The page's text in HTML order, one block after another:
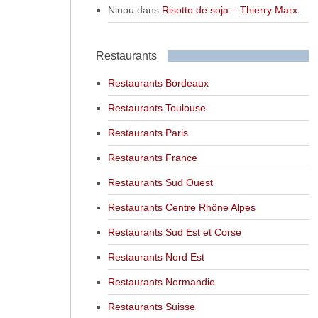
Ninou dans Risotto de soja – Thierry Marx
Restaurants
Restaurants Bordeaux
Restaurants Toulouse
Restaurants Paris
Restaurants France
Restaurants Sud Ouest
Restaurants Centre Rhône Alpes
Restaurants Sud Est et Corse
Restaurants Nord Est
Restaurants Normandie
Restaurants Suisse